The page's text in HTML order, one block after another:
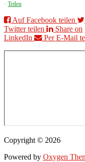
· Teilen
Auf Facebook teilen
Twitter teilen
Share on
LinkedIn
Per E-Mail
Copyright © 2026
Powered by Oxygen